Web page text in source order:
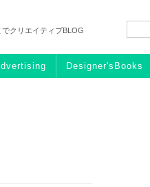
クリエイティブBLOG
Designer'sBooks